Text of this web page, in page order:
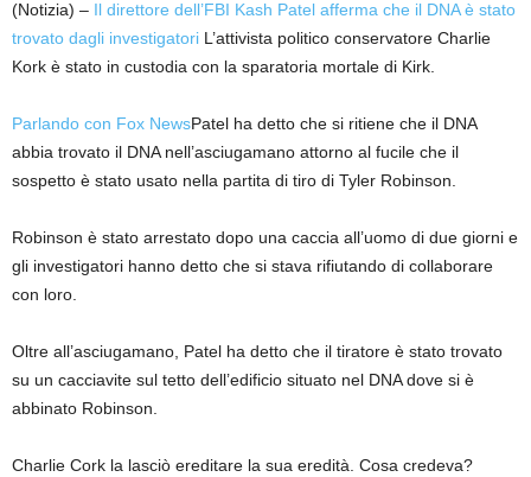
(Notizia) – Il direttore dell’FBI Kash Patel afferma che il DNA è stato
trovato dagli investigatori L’attivista politico conservatore Charlie
Kork è stato in custodia con la sparatoria mortale di Kirk.
Parlando con Fox NewsPatel ha detto che si ritiene che il DNA
abbia trovato il DNA nell’asciugamano attorno al fucile che il
sospetto è stato usato nella partita di tiro di Tyler Robinson.
Robinson è stato arrestato dopo una caccia all’uomo di due giorni e
gli investigatori hanno detto che si stava rifiutando di collaborare
con loro.
Oltre all’asciugamano, Patel ha detto che il tiratore è stato trovato
su un cacciavite sul tetto dell’edificio situato nel DNA dove si è
abbinato Robinson.
Charlie Cork la lasciò ereditare la sua eredità. Cosa credeva?